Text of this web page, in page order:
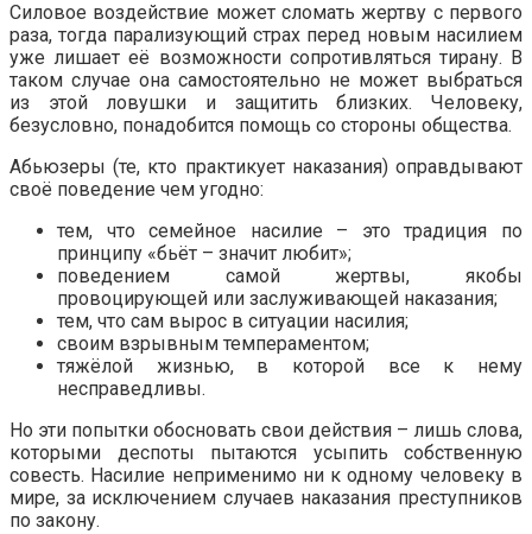
Силовое воздействие может сломать жертву с первого
раза, тогда парализующий страх перед новым насилием
уже лишает её возможности сопротивляться тирану. В
таком случае она самостоятельно не может выбраться
из этой ловушки и защитить близких. Человеку,
безусловно, понадобится помощь со стороны общества.
Абьюзеры (те, кто практикует наказания) оправдывают
своё поведение чем угодно:
тем, что семейное насилие – это традиция по
принципу «бьёт – значит любит»;
поведением самой жертвы, якобы
провоцирующей или заслуживающей наказания;
тем, что сам вырос в ситуации насилия;
своим взрывным темпераментом;
тяжёлой жизнью, в которой все к нему
несправедливы.
Но эти попытки обосновать свои действия – лишь слова,
которыми деспоты пытаются усыпить собственную
совесть. Насилие неприменимо ни к одному человеку в
мире, за исключением случаев наказания преступников
по закону.